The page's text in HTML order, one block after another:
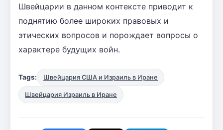
Швейцарии в данном контексте приводит к
поднятию более широких правовых и
этических вопросов и порождает вопросы о
характере будущих войн.
Tags: Швейцария США и Израиль в Иране
Швейцария Израиль в Иране